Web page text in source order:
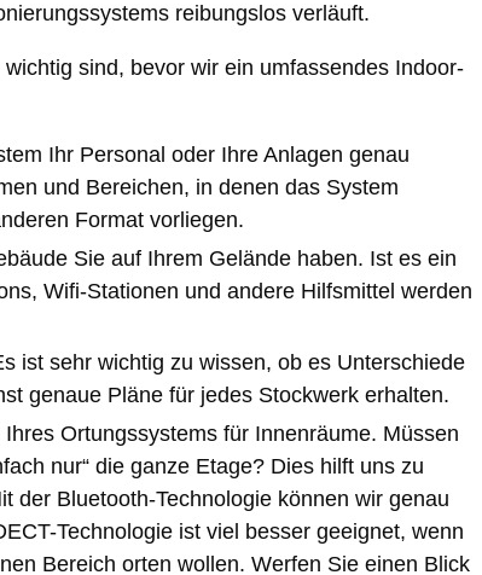
reibungslos verläuft.
sind, bevor wir ein umfassendes Indoor-
Ihr Personal oder Ihre Anlagen genau
und Bereichen, in denen das System
Format vorliegen.
Sie auf Ihrem Gelände haben. Ist es ein
Wifi-Stationen und andere Hilfsmittel werden
ist sehr wichtig zu wissen, ob es Unterschiede
genaue Pläne für jedes Stockwerk erhalten.
Ortungssystems für Innenräume. Müssen
nur“ die ganze Etage? Dies hilft uns zu
der Bluetooth-Technologie können wir genau
Technologie ist viel besser geeignet, wenn
Bereich orten wollen. Werfen Sie einen Blick